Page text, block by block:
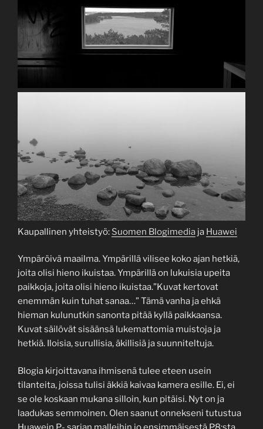
Kaupallinen yhteistyö: Suomen Blogimedia ja Huawei
Ympäröivä maailma. Ympärillä vilisee koko ajan hetkiä,
joita olisi hieno ikuistaa. Ympärillä on lukuisia upeita
paikkoja, joita olisi hieno ikuistaa.”Kuvat kertovat
enemmän kuin tuhat sanaa…” Tämä vanha ja ehkä
hieman kulunutkin sanonta pitää kyllä paikkaansa.
Kuvat säilövät sisäänsä lukemattomia muistoja ja
hetkiä. Iloisia, surullisia, äkillisiä ja suunniteltuja.
Blogia kirjoittavana ihmisenä tulee eteen usein
tilanteita, joissa tulisi äkkiä kaivaa kamera esille. Ei, ei
se ole koskaan mukana silloin, kun pitäisi. Nyt on ja
laadukas semmoinen. Olen saanut onnekseni tutustua